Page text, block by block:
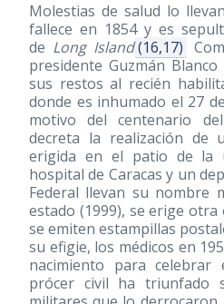
Molestias de salud lo
fallece en 1854 y es
de Long Island(16,17)
presidente Guzmán
sus restos al recién
donde es inhumado el 27
motivo del centenario
decreta la realización de
erigida en el patio de la
hospital de Caracas y un
Federal llevan su nombre
estado (1999), se erige otra
se emiten estampillas
su efigie, los médicos en
nacimiento para celebrar
prócer civil ha triunfado